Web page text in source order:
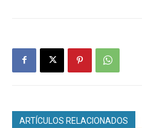
ARTÍCULOS RELACIONADOS